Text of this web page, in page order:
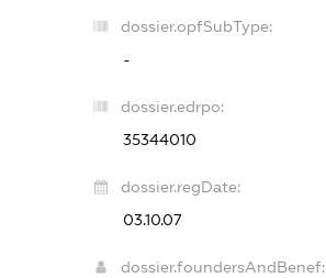
dossier.opfSubType:
-
dossier.edrpo:
35344010
dossier.regDate:
03.10.07
dossier.foundersAndBenef: